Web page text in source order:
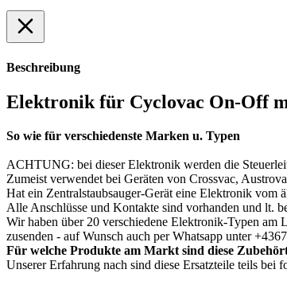
Beschreibung
Elektronik für Cyclovac On-Off
So wie für verschiedenste Marken u. Typen
ACHTUNG: bei dieser Elektronik werden die
Zumeist verwendet bei Geräten von Crossvac,
Hat ein Zentralstaubsauger-Gerät eine Elektronik
Alle Anschlüsse und Kontakte sind vorhanden und lt.
Wir haben über 20 verschiedene Elektronik-Typen am
zusenden - auf Wunsch auch per Whatsapp unter
Für welche Produkte am Markt sind diese
Unserer Erfahrung nach sind diese Ersatzteile teils bei